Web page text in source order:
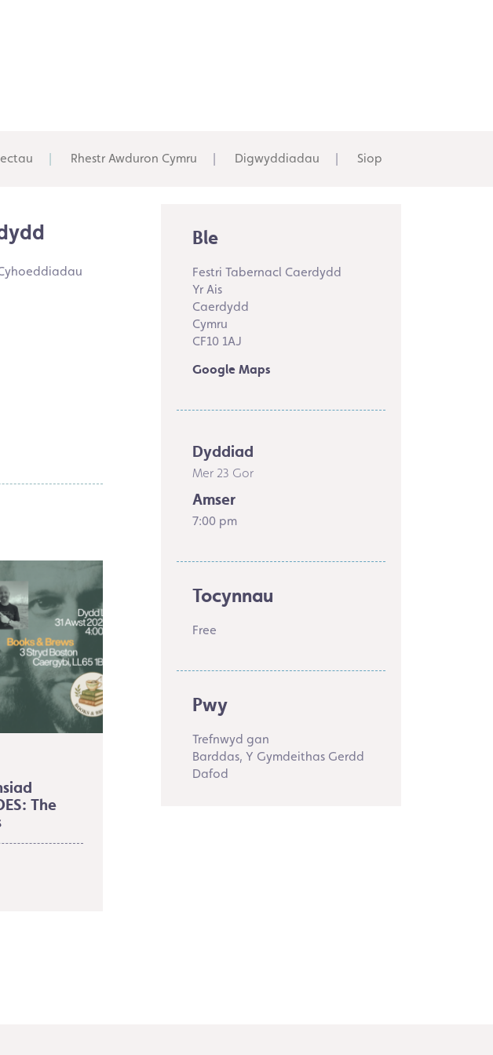
Rhestr Awduron Cymru Digwyddiadau Siop
The
Ble
Festri Tabernacl Caerdydd
Yr Ais
Caerdydd
Cymru
CF10 1AJ
Google Maps
Dyddiad
Mer 23 Gor
Amser
7:00 pm
Tocynnau
Free
Pwy
Trefnwyd gan
Barddas, Y Gymdeithas Gerdd
Dafod